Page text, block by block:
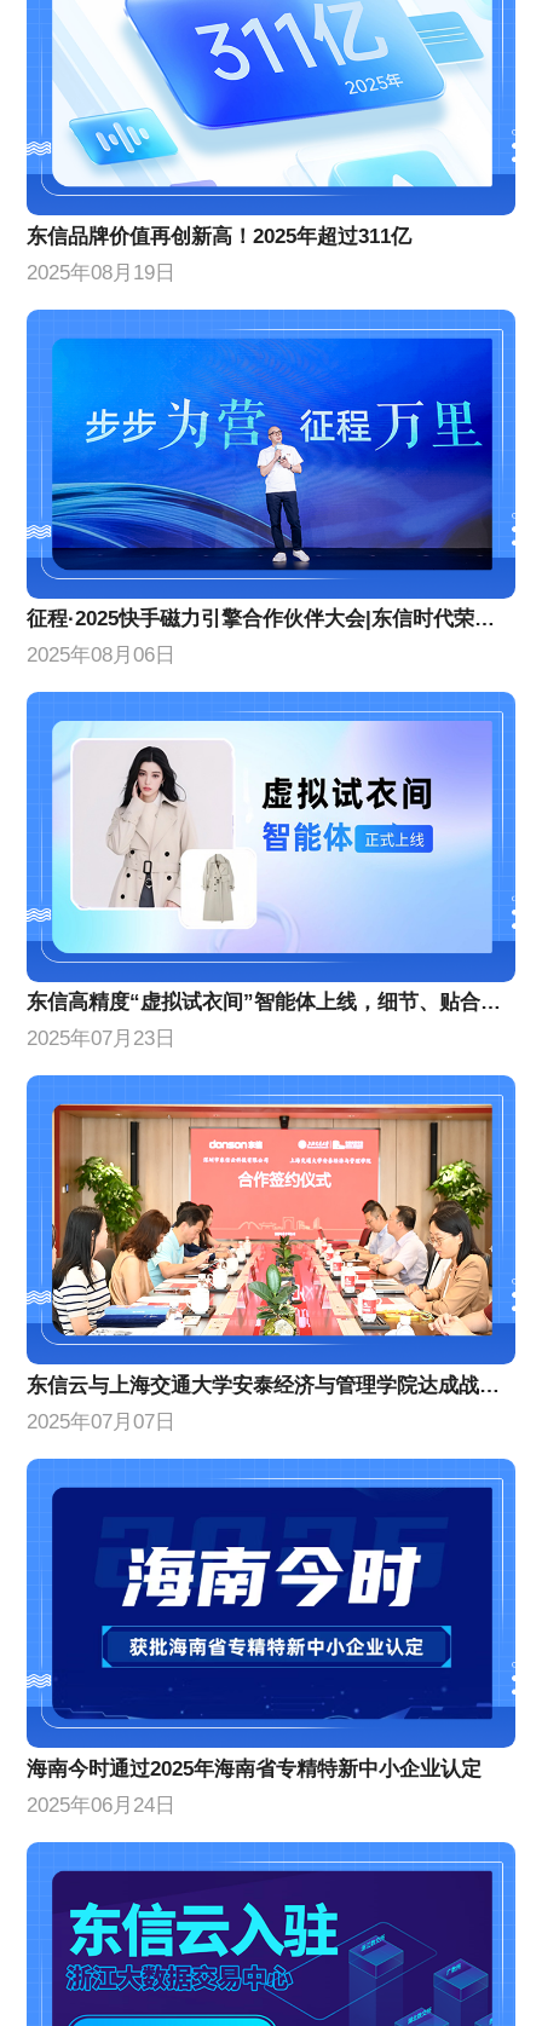
东信品牌价值再创新高！2025年超过311亿
2025年08月19日
征程·2025快手磁力引擎合作伙伴大会|东信时代荣获两项年度荣誉
2025年08月06日
东信高精度“虚拟试衣间”智能体上线，细节、贴合度等AI换衣技术能力创新升级
2025年07月23日
东信云与上海交通大学安泰经济与管理学院达成战略合作
2025年07月07日
海南今时通过2025年海南省专精特新中小企业认定
2025年06月24日